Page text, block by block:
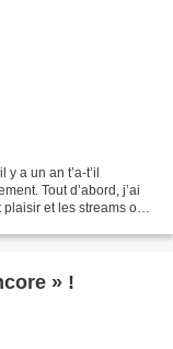
a un an t’a-t’il
Tout d’abord, j’ai
et les streams ont
» !